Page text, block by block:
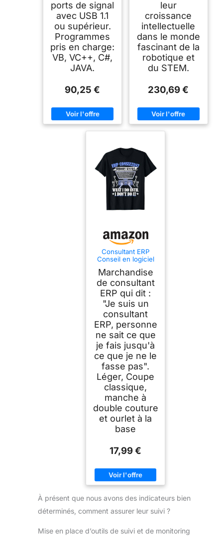
ports de signal
avec USB 1.1
ou supérieur.
Programmes
pris en charge:
VB, VC++, C#,
JAVA.
90,25 €
leur
croissance
intellectuelle
dans le monde
fascinant de la
robotique et
du STEM.
230,69 €
Consultant ERP
Conseil en logiciel
Marchandise
de consultant
ERP qui dit :
"Je suis un
consultant
ERP, personne
ne sait ce que
je fais jusqu'à
ce que je ne le
fasse pas".
Léger, Coupe
classique,
manche à
double couture
et ourlet à la
base
17,99 €
À présent que nous avons des indicateurs bien
déterminés, comment assurer leur suivi ?
Mise en place d’outils de suivi et de monitoring